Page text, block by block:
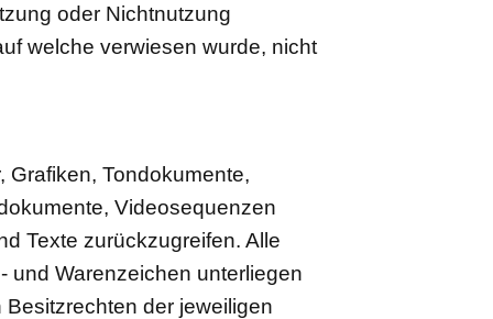
oder Nichtnutzung
welche verwiesen wurde, nicht
Grafiken, Tondokumente,
Videosequenzen
Texte zurückzugreifen. Alle
und Warenzeichen unterliegen
der jeweiligen